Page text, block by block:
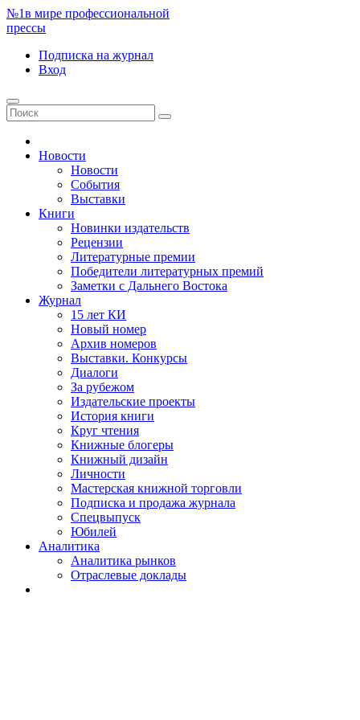
№1в мире профессиональной
прессы
Подписка на журнал
Вход
Новости
Новости
События
Выставки
Книги
Новинки издательств
Рецензии
Литературные премии
Победители литературных премий
Заметки с Дальнего Востока
Журнал
15 лет КИ
Новый номер
Архив номеров
Выставки. Конкурсы
Диалоги
За рубежом
Издательские проекты
История книги
Круг чтения
Книжные блогеры
Книжный дизайн
Личности
Мастерская книжной торговли
Подписка и продажа журнала
Спецвыпуск
Юбилей
Аналитика
Аналитика рынков
Отраслевые доклады